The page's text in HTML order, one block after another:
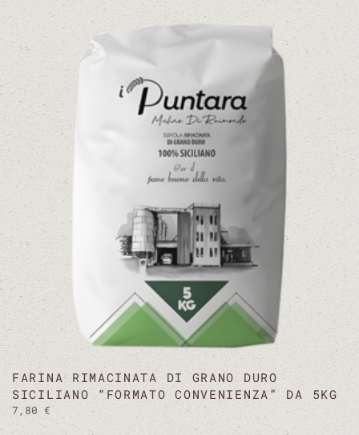
FARINA RIMACINATA DI GRANO DURO
SICILIANO “FORMATO CONVENIENZA” DA 5KG
7,80 €